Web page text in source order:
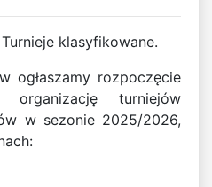
Turnieje klasyfikowane.
ogłaszamy rozpoczęcie
turniejów
w sezonie 2025/2026,